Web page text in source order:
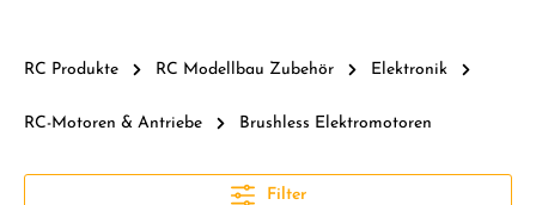
RC Produkte RC Modellbau Zubehör Elektronik
RC-Motoren & Antriebe Brushless Elektromotoren
Filter